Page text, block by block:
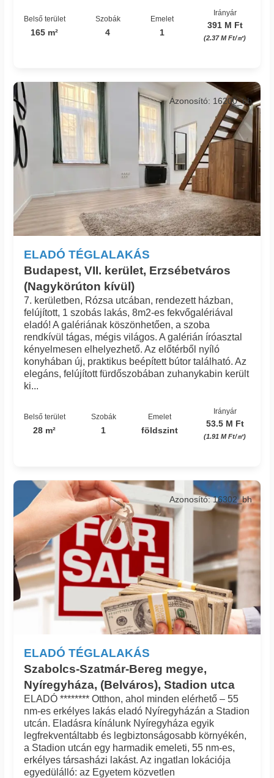
Belső terület
165 m²
Szobák
4
Emelet
1
Irányár
391 M Ft
(2.37 M Ft/㎡)
ELADÓ TÉGLALAKÁS
Budapest, VII. kerület, Erzsébetváros
(Nagykörúton kívül)
Azonosító: 16200_bh
7. kerületben, Rózsa utcában, rendezett házban,
felújított, 1 szobás lakás, 8m2-es fekvőgalériával
eladó! A galériának köszönhetően, a szoba
rendkívül tágas, mégis világos. A galérián íróasztal
kényelmesen elhelyezhető. Az előtérből nyíló
konyhában új, praktikus beépített bútor található. Az
elegáns, felújított fürdőszobában zuhanykabin került
ki...
Belső terület
28 m²
Szobák
1
Emelet
földszint
Irányár
53.5 M Ft
(1.91 M Ft/㎡)
ELADÓ TÉGLALAKÁS
Szabolcs-Szatmár-Bereg megye,
Nyíregyháza, (Belváros), Stadion utca
Azonosító: 16302_bh
ELADÓ ******** Otthon, ahol minden elérhető – 55
nm-es erkélyes lakás eladó Nyíregyházán a Stadion
utcán. Eladásra kínálunk Nyíregyháza egyik
legfrekventáltabb és legbiztonságosabb környékén,
a Stadion utcán egy harmadik emeleti, 55 nm-es,
erkélyes társasházi lakást. Az ingatlan lokációja
egyedülálló: az Egyetem közvetlen